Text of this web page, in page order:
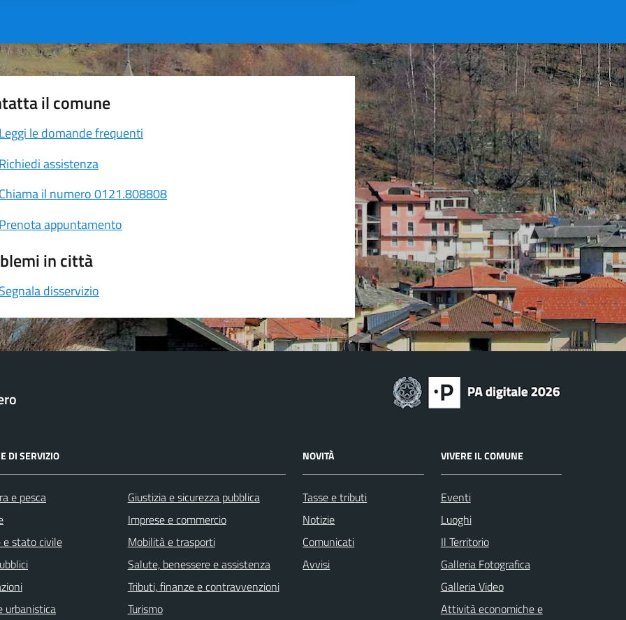
il comune
Leggi le domande frequenti
Richiedi assistenza
Chiama il numero 0121.808808
Prenota appuntamento
in città
Segnala disservizio
DI SERVIZIO
e pesca
e stato civile
urbanistica
Giustizia e sicurezza pubblica
Imprese e commercio
Mobilità e trasporti
Salute, benessere e assistenza
Tributi, finanze e contravvenzioni
Turismo
NOVITÀ
Tasse e tributi
Notizie
Comunicati
Avvisi
VIVERE IL COMUNE
Eventi
Luoghi
Il Territorio
Galleria Fotografica
Galleria Video
Attività economiche e